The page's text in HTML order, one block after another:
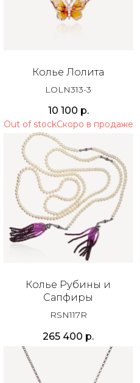
Колье Лолита
LOLN313-3
10 100 р.
Out of stock
Колье Рубины и
Сапфиры
RSN117R
265 400 р.